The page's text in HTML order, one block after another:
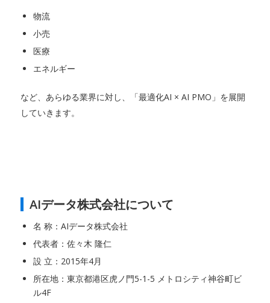
物流
小売
医療
エネルギー
など、あらゆる業界に対し、「最適化AI × AI PMO」を展開
していきます。
AIデータ株式会社について
名 称：AIデータ株式会社
代表者：佐々木 隆仁
設 立：2015年4月
所在地：東京都港区虎ノ門5-1-5 メトロシティ神谷町ビ
ル4F